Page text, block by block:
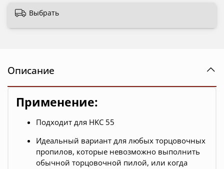
Выбрать
Описание
Применение:
Подходит для HKC 55
Идеальный вариант для любых торцовочных
пропилов, которые невозможно выполнить
обычной торцовочной пилой, или когда